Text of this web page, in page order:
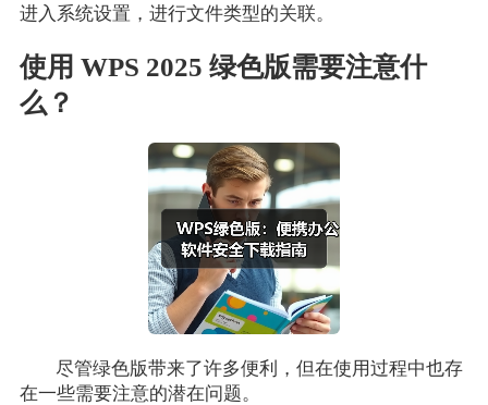
进入系统设置，进行文件类型的关联。
使用 WPS 2025 绿色版需要注意什
么？
尽管绿色版带来了许多便利，但在使用过程中也存
在一些需要注意的潜在问题。